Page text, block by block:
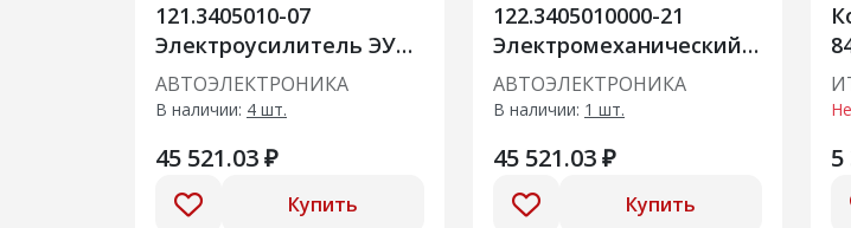
121.3405010-07
Электроусилитель ЭУРУ
рейка 3.1 ЗАМЕНА
121.3405-03/06
АВТОЭЛЕКТРОНИКА
В наличии: 4 шт.
45 521.03 ₽
Купить
122.3405010000-21
Электромеханический
усилитель руля (Лада
Гранта FL) замена
АВТОЭЛЕКТРОНИКА
В наличии: 1 шт.
45 521.03 ₽
Купить
5